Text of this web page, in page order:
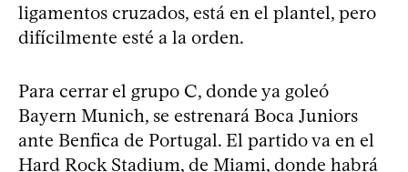
ligamentos cruzados, está en el plantel, pero
difícilmente esté a la orden.
Para cerrar el grupo C, donde ya goleó
Bayern Munich, se estrenará Boca Juniors
ante Benfica de Portugal. El partido va en el
Hard Rock Stadium, de Miami, donde habrá